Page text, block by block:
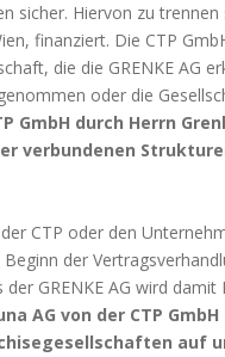
sicher. Hiervon zu
finanziert. Die CTP
die die GRENKE
oder die
durch Herrn
verbundenen
CTP oder den
der
GRENKE AG wird damit
AG von der CTP
auf